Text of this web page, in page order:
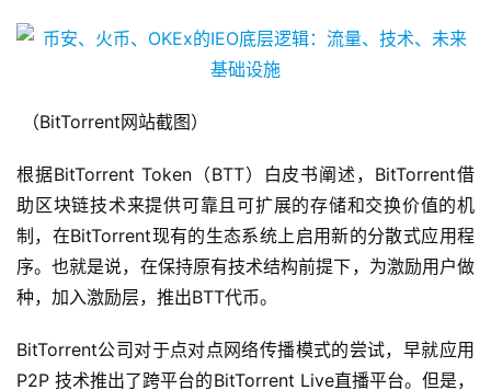
（BitTorrent网站截图）
根据BitTorrent Token（BTT）白皮书阐述，BitTorrent借
助区块链技术来提供可靠且可扩展的存储和交换价值的机
制，在BitTorrent现有的生态系统上启用新的分散式应用程
序。也就是说，在保持原有技术结构前提下，为激励用户做
种，加入激励层，推出BTT代币。
BitTorrent公司对于点对点网络传播模式的尝试，早就应用
P2P 技术推出了跨平台的BitTorrent Live直播平台。但是，